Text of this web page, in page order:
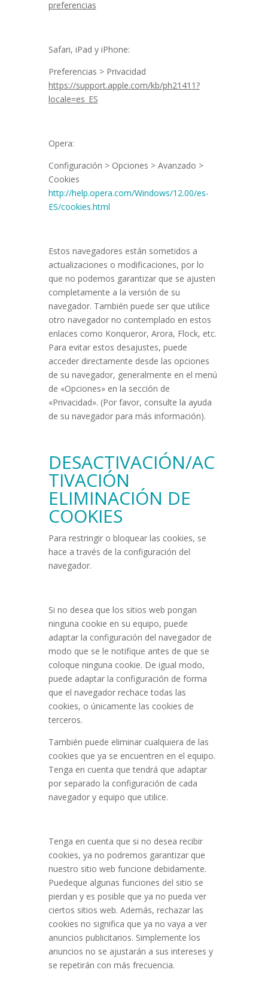
preferencias
Safari, iPad y iPhone:
Preferencias > Privacidad
https://support.apple.com/kb/ph21411?
locale=es_ES
Opera:
Configuración > Opciones > Avanzado >
Cookies
http://help.opera.com/Windows/12.00/es-
ES/cookies.html
Estos navegadores están sometidos a
actualizaciones o modificaciones, por lo
que no podemos garantizar que se ajusten
completamente a la versión de su
navegador. También puede ser que utilice
otro navegador no contemplado en estos
enlaces como Konqueror, Arora, Flock, etc.
Para evitar estos desajustes, puede
acceder directamente desde las opciones
de su navegador, generalmente en el menú
de «Opciones» en la sección de
«Privacidad». (Por favor, consulte la ayuda
de su navegador para más información).
DESACTIVACIÓN/AC
TIVACIÓN
ELIMINACIÓN DE
COOKIES
Para restringir o bloquear las cookies, se
hace a través de la configuración del
navegador.
Si no desea que los sitios web pongan
ninguna cookie en su equipo, puede
adaptar la configuración del navegador de
modo que se le notifique antes de que se
coloque ninguna cookie. De igual modo,
puede adaptar la configuración de forma
que el navegador rechace todas las
cookies, o únicamente las cookies de
terceros.
También puede eliminar cualquiera de las
cookies que ya se encuentren en el equipo.
Tenga en cuenta que tendrá que adaptar
por separado la configuración de cada
navegador y equipo que utilice.
Tenga en cuenta que si no desea recibir
cookies, ya no podremos garantizar que
nuestro sitio web funcione debidamente.
Puedeque algunas funciones del sitio se
pierdan y es posible que ya no pueda ver
ciertos sitios web. Además, rechazar las
cookies no significa que ya no vaya a ver
anuncios publicitarios. Simplemente los
anuncios no se ajustarán a sus intereses y
se repetirán con más frecuencia.